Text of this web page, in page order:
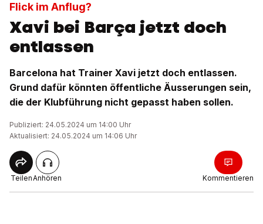
Flick im Anflug?
Xavi bei Barça jetzt doch
entlassen
Barcelona hat Trainer Xavi jetzt doch entlassen.
Grund dafür könnten öffentliche Äusserungen sein,
die der Klubführung nicht gepasst haben sollen.
Publiziert: 24.05.2024 um 14:00 Uhr
Aktualisiert: 24.05.2024 um 14:06 Uhr
TeilenAnhören Kommentieren